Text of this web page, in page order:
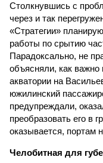
Столкнувшись с
через и так
«Стратегии»
работы по срытию
Парадоксально, не
объясняли, как важно
акватории на
южилинский
предупреждали,
преобразовать его в
оказывается, портам
Челобитная для